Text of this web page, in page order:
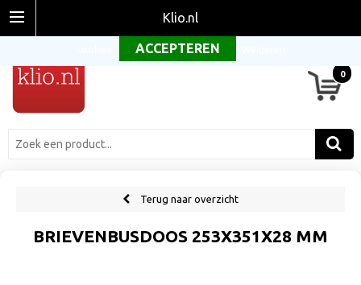
Klio.nl
0
Terug naar overzicht
BRIEVENBUSDOOS 253X351X28 MM
Om onze website optimaal te laten functioneren maken wij gebruik van